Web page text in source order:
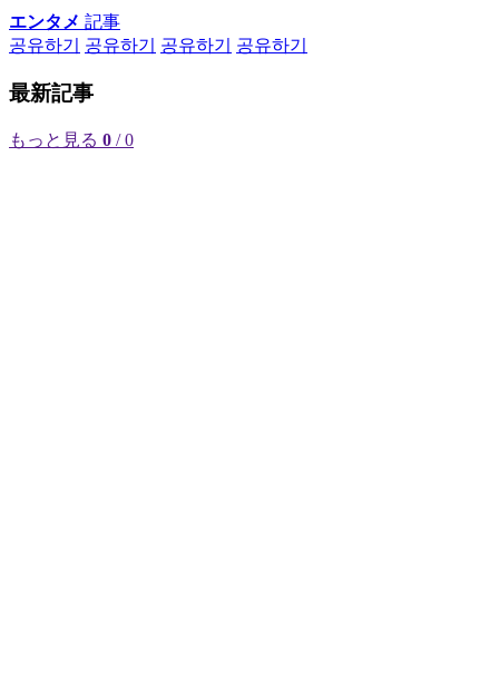
エンタメ 記事
공유하기
공유하기 공유하기 공유하기
最新記事
もっと見る 0 / 0